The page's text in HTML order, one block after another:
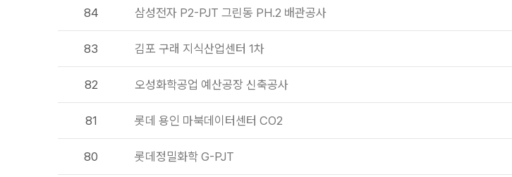
84 삼성전자 P2-PJT 그린동 PH.2 배관공사
83 김포 구래 지식산업센터 1차
82 오성화학공업 예산공장 신축공사
81 롯데 용인 마북데이터센터 CO2
80 롯데정밀화학 G-PJT